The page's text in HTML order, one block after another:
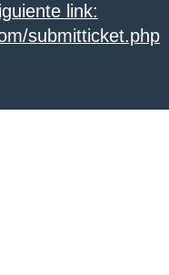
link:
submitticket.php